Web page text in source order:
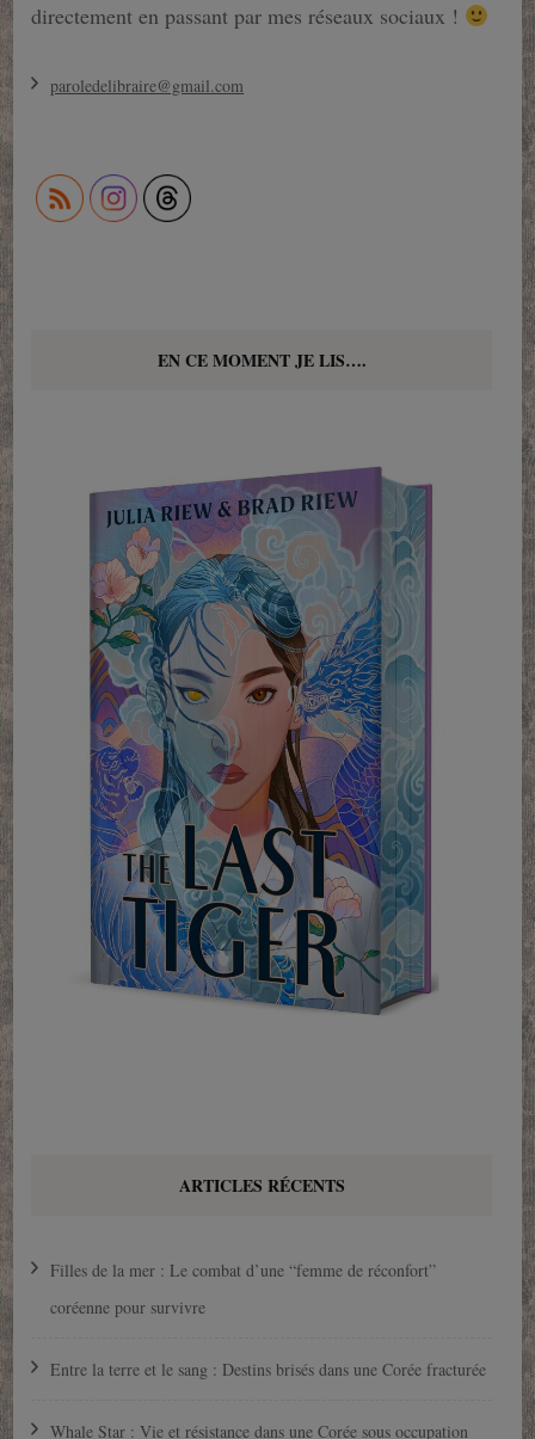
directement en passant par mes réseaux sociaux !
paroledelibraire@gmail.com
EN CE MOMENT JE LIS….
ARTICLES RÉCENTS
Filles de la mer : Le combat d’une “femme de réconfort”
coréenne pour survivre
Entre la terre et le sang : Destins brisés dans une Corée fracturée
Whale Star : Vie et résistance dans une Corée sous occupation